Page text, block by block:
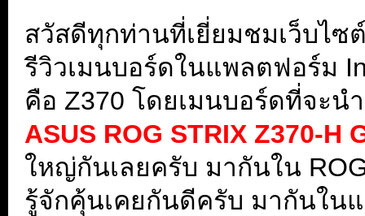
สวัสดีทุกท่านที่เยี่ยมชมเว็บไซ
รีวิวเมนบอร์ดในแพลตฟอร์ม
คือ Z370 โดยเมนบอร์ดที่จะ
ASUS ROG STRIX Z370-H
ใหญ่กันเลยครับ มากันใน
รู้จักคุ้นเคยกันดีครับ มากันใ